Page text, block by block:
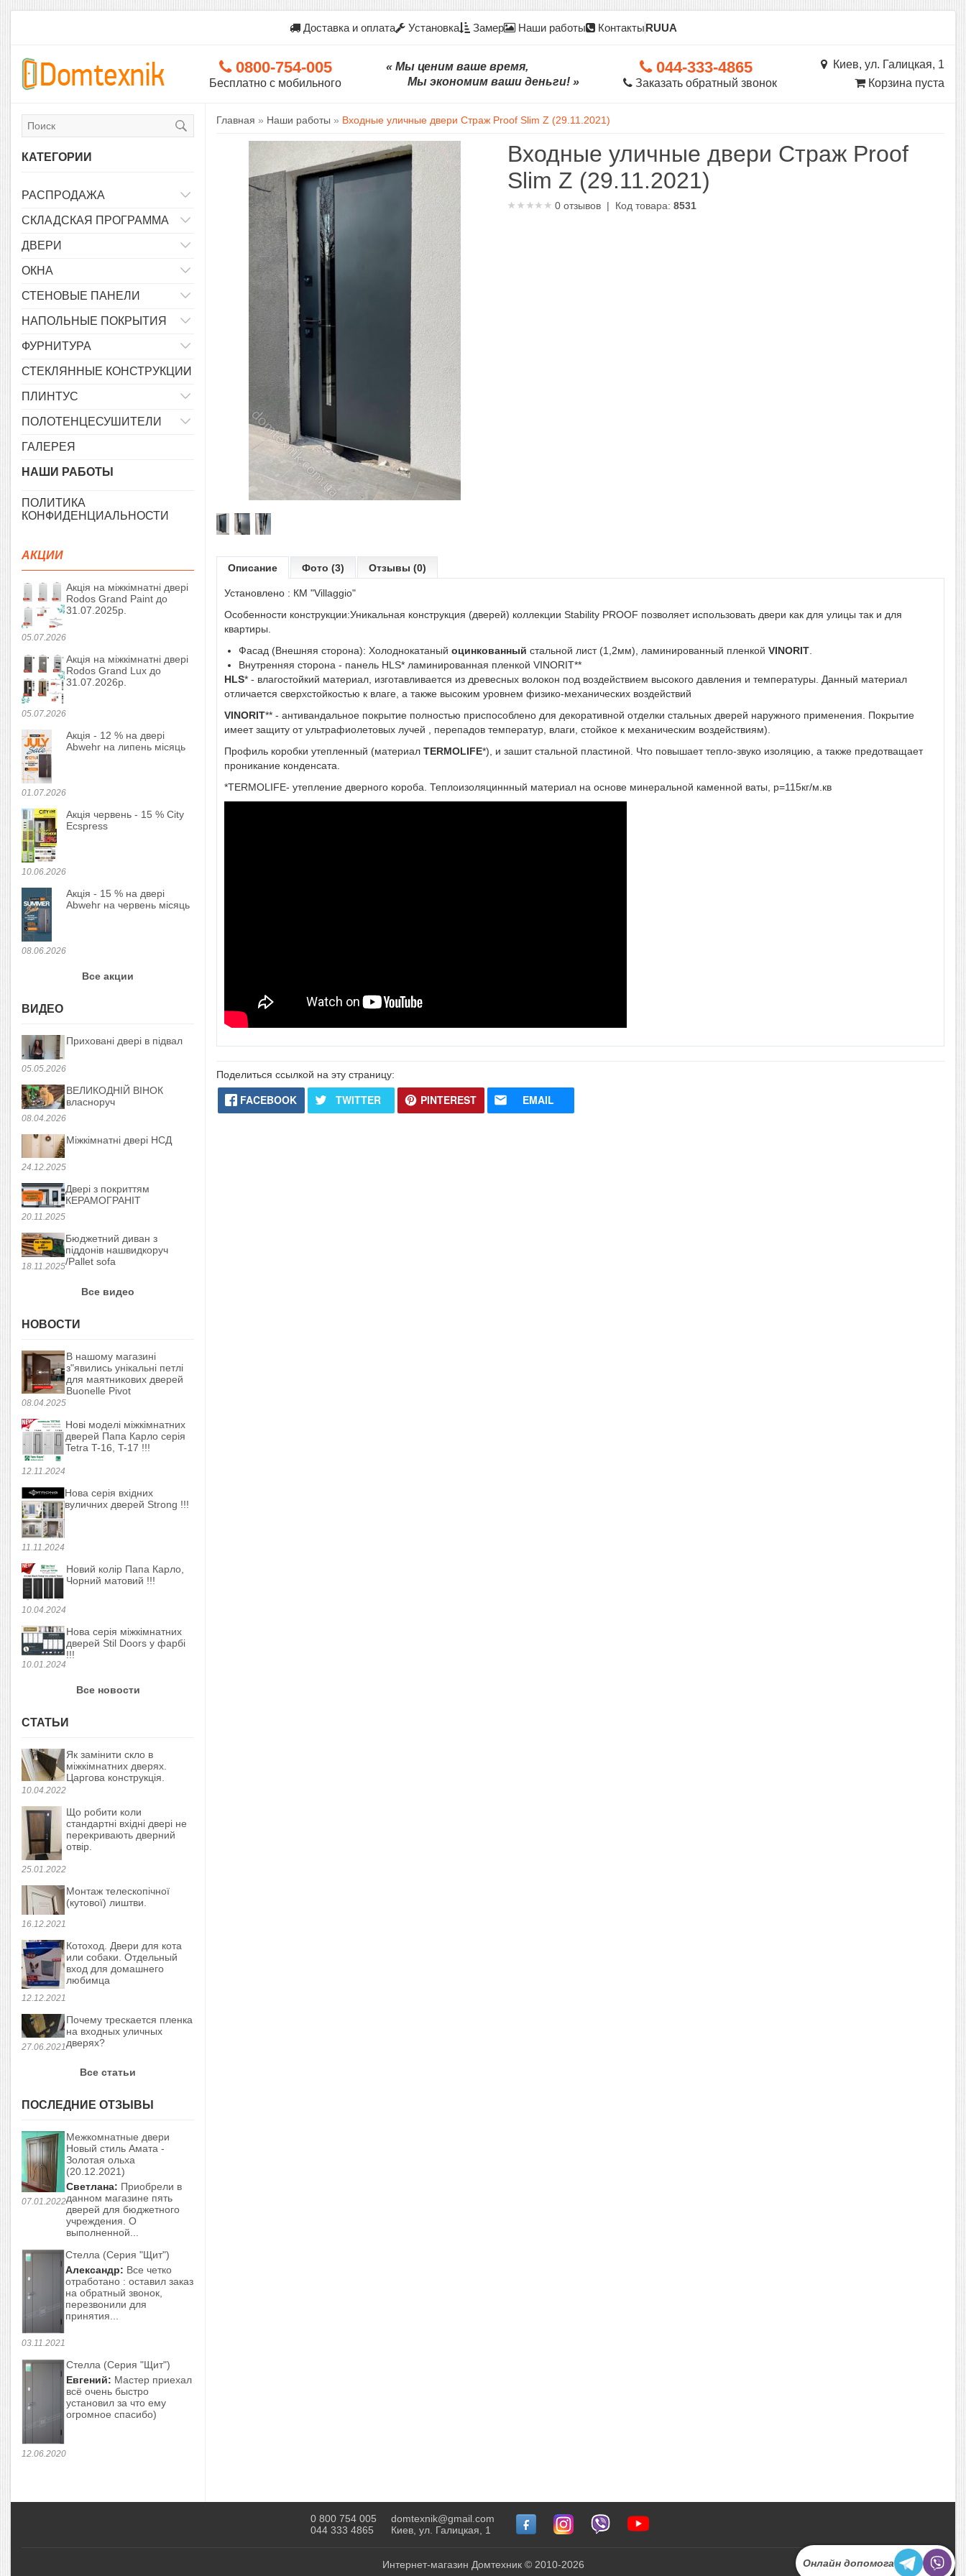
Доставка и оплата Установка Замер Наши работы КонтактыRUUA
0800-754-005
Бесплатно с мобильного
« Мы ценим ваше время,
Мы экономим ваши деньги! »
044-333-4865
Заказать обратный звонок
Киев, ул. Галицкая, 1
Корзина пуста
КАТЕГОРИИ
РАСПРОДАЖА
СКЛАДСКАЯ ПРОГРАММА
ДВЕРИ
ОКНА
СТЕНОВЫЕ ПАНЕЛИ
НАПОЛЬНЫЕ ПОКРЫТИЯ
ФУРНИТУРА
СТЕКЛЯННЫЕ КОНСТРУКЦИИ
ПЛИНТУС
ПОЛОТЕНЦЕСУШИТЕЛИ
ГАЛЕРЕЯ
НАШИ РАБОТЫ
ПОЛИТИКА
КОНФИДЕНЦИАЛЬНОСТИ
АКЦИИ
05.07.2026
Акція на міжкімнатні двері
Rodos Grand Paint до
31.07.2025р.
05.07.2026
Акція на міжкімнатні двері
Rodos Grand Lux до
31.07.2026р.
01.07.2026
Акція - 12 % на двері
Abwehr на липень місяць
10.06.2026
Акція червень - 15 % City
Ecspress
08.06.2026
Акція - 15 % на двері
Abwehr на червень місяць
Все акции
ВИДЕО
05.05.2026
Приховані двері в підвал
08.04.2026
ВЕЛИКОДНІЙ ВІНОК
власноруч
24.12.2025
Міжкімнатні двері НСД
20.11.2025
Двері з покриттям
КЕРАМОГРАНІТ
18.11.2025
Бюджетний диван з
піддонів нашвидкоруч
/Pallet sofa
Все видео
НОВОСТИ
08.04.2025
В нашому магазині
з"явились унікальні петлі
для маятникових дверей
Buonelle Pivot
12.11.2024
Нові моделі міжкімнатних
дверей Папа Карло серія
Tetra T-16, T-17 !!!
11.11.2024
Нова серія вхідних
вуличних дверей Strong !!!
10.04.2024
Новий колір Папа Карло,
Чорний матовий !!!
10.01.2024
Нова серія міжкімнатних
дверей Stil Doors у фарбі
!!!
Все новости
СТАТЬИ
10.04.2022
Як замінити скло в
міжкімнатних дверях.
Царгова конструкція.
25.01.2022
Що робити коли
стандартні вхідні двері не
перекривають дверний
отвір.
16.12.2021
Монтаж телескопічної
(кутової) лиштви.
12.12.2021
Котоход. Двери для кота
или собаки. Отдельный
вход для домашнего
любимца
27.06.2021
Почему трескается пленка
на входных уличных
дверях?
Все статьи
ПОСЛЕДНИЕ ОТЗЫВЫ
07.01.2022
Межкомнатные двери
Новый стиль Амата -
Золотая ольха
(20.12.2021)
Светлана: Приобрели в
данном магазине пять
дверей для бюджетного
учреждения. О
выполненной...
03.11.2021
Стелла (Серия "Щит")
Александр: Все четко
отработано : оставил заказ
на обратный звонок,
перезвонили для
принятия...
12.06.2020
Стелла (Серия "Щит")
Евгений: Мастер приехал
всё очень быстро
установил за что ему
огромное спасибо)
Главная » Наши работы » Входные уличные двери Страж Proof Slim Z (29.11.2021)
Входные уличные двери Страж Proof
Slim Z (29.11.2021)
0 отзывов | Код товара:8531
Описание Фото (3) Отзывы (0)
Установлено : КМ "Villaggio"
Особенности конструкции:Уникальная конструкция (дверей) коллекции Stability PROOF позволяет использовать двери как для улицы так и для
квартиры.
Фасад (Внешняя сторона): Холоднокатаный оцинкованный стальной лист (1,2мм), ламинированный пленкой VINORIT
Внутренняя сторона - панель HLS* ламинированная пленкой VINORIT**
HLS* - влагостойкий материал, изготавливается из древесных волокон под воздействием высокого давления и температуры. Данный материал
отличается сверхстойкостью к влаге, а также высоким уровнем физико-механических воздействий
VINORIT** - антивандальное покрытие полностью приспособлено для декоративной отделки стальных дверей наружного применения. Покрытие
имеет защиту от ультрафиолетовых лучей , перепадов температур, влаги, стойкое к механическим воздействиям).
Профиль коробки утепленный (материал TERMOLIFE*), и зашит стальной пластиной. Что повышает тепло-звуко изоляцию, а также предотващает
проникание конденсата.
*TERMOLIFE- утепление дверного короба. Теплоизоляциннный материал на основе минеральной каменной ваты, р=115кг/м.кв
Поделиться ссылкой на эту страницу:
FACEBOOK TWITTER PINTEREST EMAIL
0 800 754 005
044 333 4865
domtexnik@gmail.com
Киев, ул. Галицкая, 1
Интернет-магазин Домтехник © 2010-2026 Онлайн допомога